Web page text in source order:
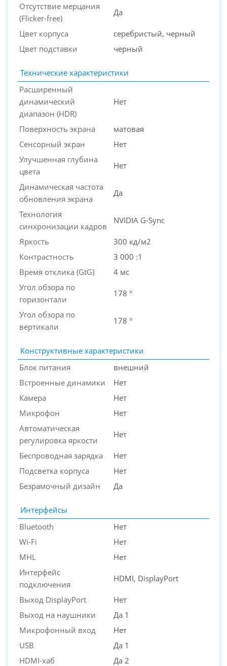
Отсутствие мерцания
(Flicker-free)
Да
Цвет корпуса
серебристый, черный
Цвет подставки
черный
Технические характеристики
Расширенный
динамический
диапазон (HDR)
Нет
Поверхность экрана
матовая
Сенсорный экран
Нет
Улучшенная глубина
цвета
Нет
Динамическая частота
обновления экрана
Да
Технология
синхронизации кадров
NVIDIA G-Sync
Яркость
300 кд/м2
Контрастность
3 000 :1
Время отклика (GtG)
4 мс
Угол обзора по
горизонтали
178 °
Угол обзора по
вертикали
178 °
Конструктивные характеристики
Блок питания
внешний
Встроенные динамики
Нет
Камера
Нет
Микрофон
Нет
Автоматическая
регулировка яркости
Нет
Беспроводная зарядка
Нет
Подсветка корпуса
Нет
Безрамочный дизайн
Да
Интерфейсы
Bluetooth
Нет
Wi-Fi
Нет
MHL
Нет
Интерфейс
подключения
HDMI, DisplayPort
Выход DisplayPort
Нет
Выход на наушники
Да 1
Микрофонный вход
Нет
USB
Да 1
HDMI-хаб
Да 2